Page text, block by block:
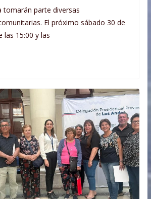
tomarán parte diversas
El próximo sábado 30 de
las 15:00 y las